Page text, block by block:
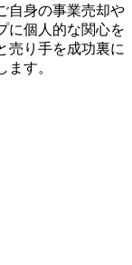
自身の事業売却や
に個人的な関心を
売り手を成功裏に
す。